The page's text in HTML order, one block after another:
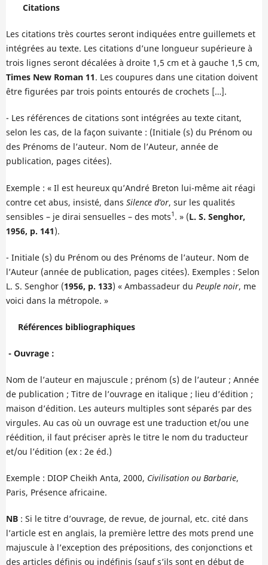
Citations
Les citations très courtes seront indiquées entre guillemets et
intégrées au texte. Les citations d’une longueur supérieure à
trois lignes seront décalées à droite 1,5 cm et à gauche 1,5 cm,
Times New Roman 11. Les coupures dans une citation doivent
être figurées par trois points entourés de crochets […].
- Les références de citations sont intégrées au texte citant,
selon les cas, de la façon suivante : (Initiale (s) du Prénom ou
des Prénoms de l’auteur. Nom de l’Auteur, année de
publication, pages citées).
Exemple : « Il est heureux qu’André Breton lui-même ait réagi
contre cet abus, insisté, dans Silence d’or, sur les qualités
sensibles – je dirai sensuelles – des mots1 . » (L. S. Senghor,
1956, p. 141).
- Initiale (s) du Prénom ou des Prénoms de l’auteur. Nom de
l’Auteur (année de publication, pages citées). Exemples : Selon
L. S. Senghor (1956, p. 133) « Ambassadeur du Peuple noir, me
voici dans la métropole. »
Références bibliographiques
- Ouvrage :
Nom de l’auteur en majuscule ; prénom (s) de l’auteur ; Année
de publication ; Titre de l’ouvrage en italique ; lieu d’édition ;
maison d’édition. Les auteurs multiples sont séparés par des
virgules. Au cas où un ouvrage est une traduction et/ou une
réédition, il faut préciser après le titre le nom du traducteur
et/ou l’édition (ex : 2e éd.)
Exemple : DIOP Cheikh Anta, 2000, Civilisation ou Barbarie,
Paris, Présence africaine.
NB : Si le titre d’ouvrage, de revue, de journal, etc. cité dans
l’article est en anglais, la première lettre des mots prend une
majuscule à l’exception des prépositions, des conjonctions et
des articles définis ou indéfinis (sauf s’ils sont en début de